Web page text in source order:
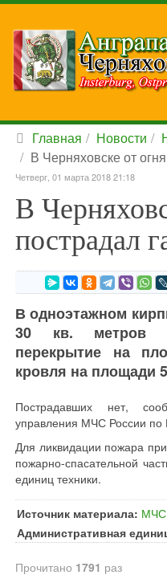
Главная Новости
В Черняховске от
Четверг, 01 марта 2018 21:18
В
пострадал
В одноэтажном
30 кв. метров
перекрытие на
кровля на площади
Пострадавших нет,
управления МЧС России по
Для ликвидации пожара
пожарно-спасательной
единиц техники.
Источник материала:
Административная
Прочитано 1791 раз